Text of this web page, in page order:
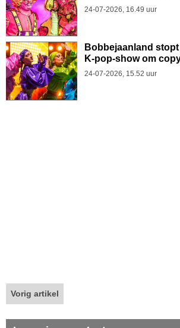
24-07-2026, 16.49 uur
Bobbejaanland
K-pop-show om
24-07-2026, 15.52 uur
Vorig artikel